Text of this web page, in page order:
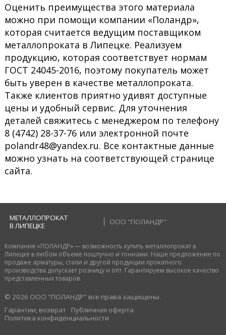
Оценить преимущества этого материала
можно при помощи компании «Поландр»,
которая считается ведущим поставщиком
металлопроката в Липецке. Реализуем
продукцию, которая соответствует нормам
ГОСТ 24045-2016, поэтому покупатель может
быть уверен в качестве металлопроката.
Также клиентов приятно удивят доступные
цены и удобный сервис. Для уточнения
деталей свяжитесь с менеджером по телефону
8 (4742) 28-37-76 или электронной почте
polandr48@yandex.ru. Все контактные данные
можно узнать на соответствующей странице
сайта.
МЕТАЛЛОПРОКАТ
В ЛИПЕЦКЕ
ООО "ПОЛАНДР"
Компания «ПОЛАНДР» — возможность купить металлопрокат в
Липецке в любом объеме поштучно и тоннами. Наше предложение по
продаже арматуры, стали и другой продукции прокатного
производства допускает розницу и опт. Гарантируем высокое качество
представленных товаров.
© 2026 ООО "ПОЛАНДР" все права защищены.
Гарантии, возврат
Публичная оферта
Политика конфиденциальности